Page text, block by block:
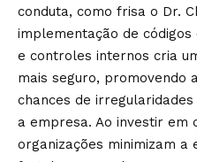
conduta, como frisa o Dr.
implementação de códigos
e controles internos cria
mais seguro, promovendo
chances de
a empresa. Ao investir em
organizações minimizam a